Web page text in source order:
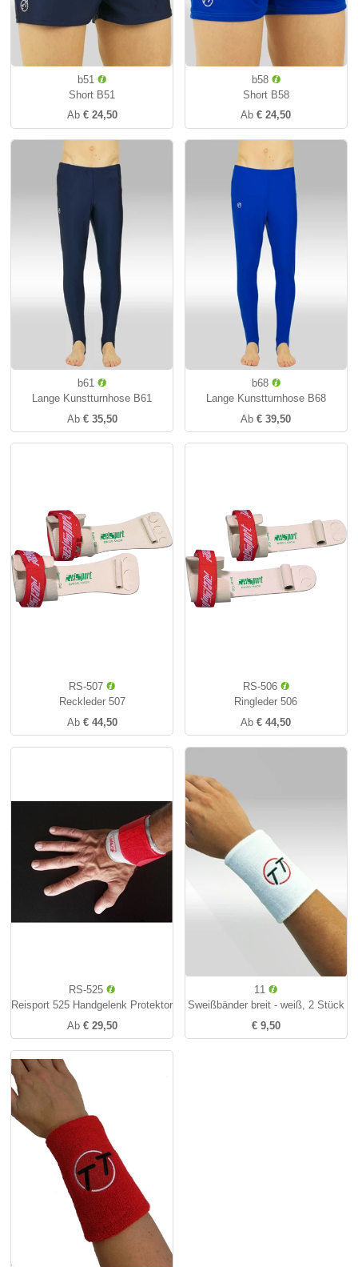
b51
Short B51
Ab€ 24,50
b58
Short B58
Ab € 24,50
b61
Lange Kunstturnhose B61
Ab€ 35,50
b68
Lange Kunstturnhose B68
Ab € 39,50
RS-507
Reckleder 507
Ab€ 44,50
RS-506
Ringleder 506
Ab € 44,50
RS-525
Reisport 525 Handgelenk Protektor
Ab€ 29,50
11
Sweißbänder breit - weiß, 2 Stück
€ 9,50